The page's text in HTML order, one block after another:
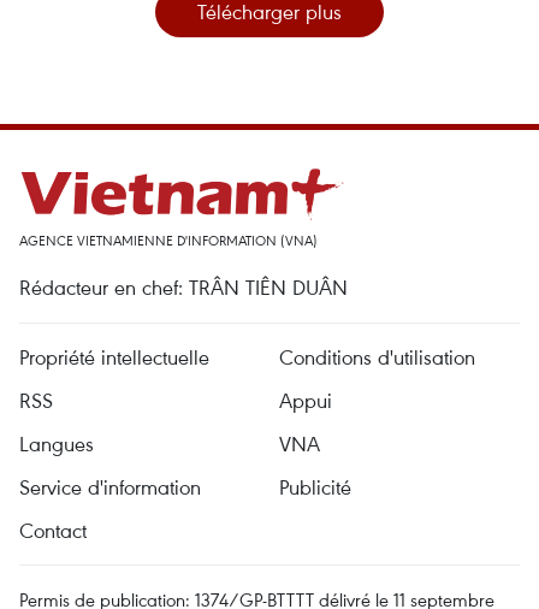
Télécharger plus
AGENCE VIETNAMIENNE D'INFORMATION (VNA)
Rédacteur en chef: TRÂN TIÊN DUÂN
Propriété intellectuelle
Conditions d'utilisation
RSS
Appui
Langues
VNA
Service d'information
Publicité
Contact
Permis de publication: 1374/GP-BTTTT délivré le 11 septembre